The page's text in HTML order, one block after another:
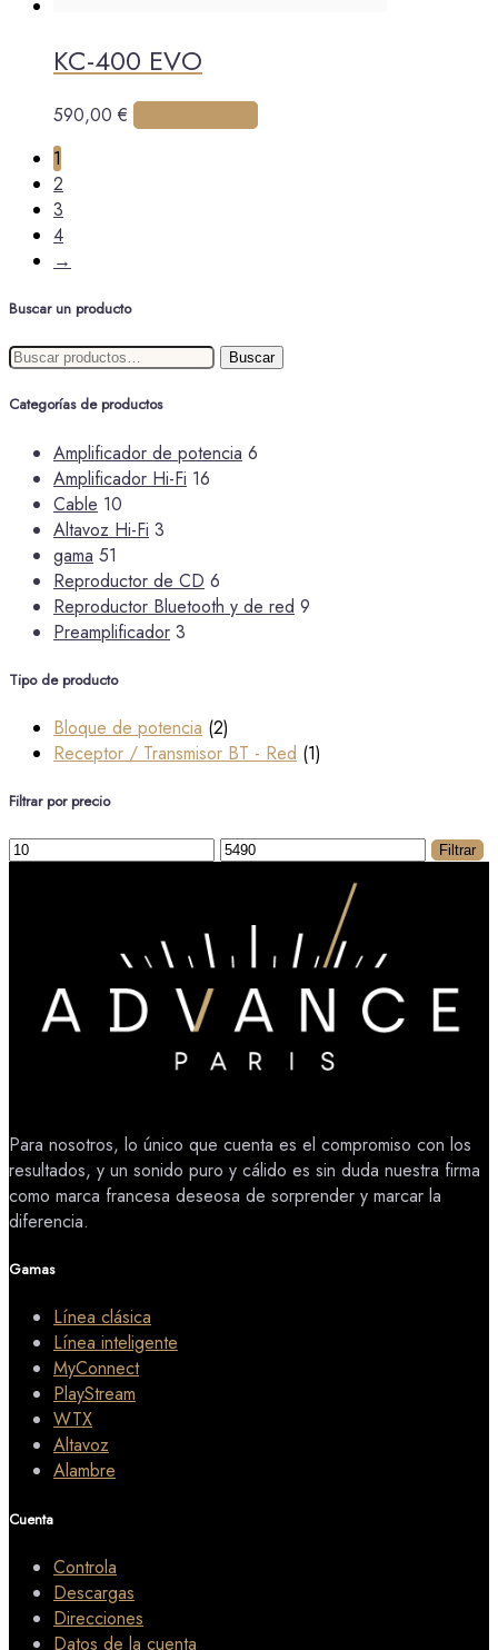
KC-400 EVO
590,00€
elegir
en
1
2
3
4
→
Buscar un producto
Buscar
Buscar
Categorías de productos
Amplificador de potencia 6
Amplificador Hi-Fi 16
Cable 10
Altavoz Hi-Fi 3
gama 51
Reproductor de CD 6
Reproductor Bluetooth y de red 9
Preamplificador 3
Tipo de producto
Bloque de potencia (2)
Receptor / Transmisor BT - Red (1)
Filtrar por precio
Precio
Precio
Filtrar
Para nosotros, lo único que cuenta es el compromiso con los
resultados, y un sonido puro y cálido es sin duda nuestra firma
como marca francesa deseosa de sorprender y marcar la
diferencia.
Gamas
Línea clásica
Línea inteligente
MyConnect
PlayStream
WTX
Altavoz
Alambre
Cuenta
Controla
Descargas
Direcciones
Datos de la cuenta